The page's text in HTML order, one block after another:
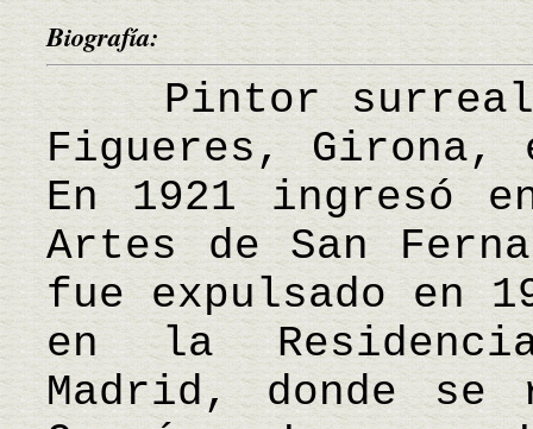
Biografía:
Pintor
Figueres, Girona,
En 1921 ingresó
Artes de San
fue expulsado en
en la
Madrid, donde se